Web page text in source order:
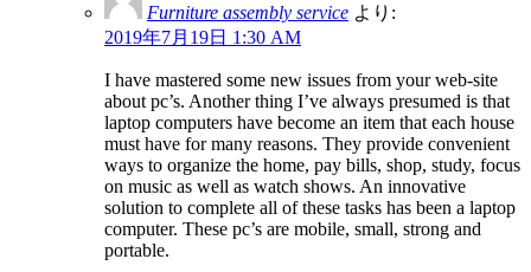
Furniture assembly service より:
2019年7月19日 1:30 AM
I have mastered some new issues from your web-site
about pc’s. Another thing I’ve always presumed is that
laptop computers have become an item that each house
must have for many reasons. They provide convenient
ways to organize the home, pay bills, shop, study, focus
on music as well as watch shows. An innovative
solution to complete all of these tasks has been a laptop
computer. These pc’s are mobile, small, strong and
portable.